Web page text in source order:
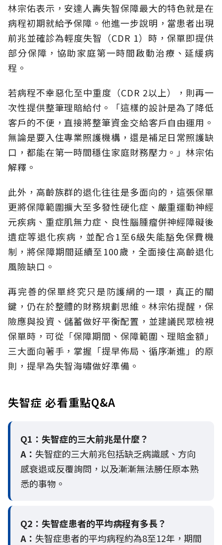
林宗佑表示，安達人壽失智保障最大的特色就是在
病程初期就給予保障。他進一步說明，當患者出現
前兆並確診為輕度失智（CDR 1）時，保單即提供
部分保障，協助家庭第一時間啟動治療、延緩病
程。
若病程不幸惡化至中重度（CDR 2以上），則再一
次性提供整筆理賠給付。「這樣的設計是為了降低
客戶的不便，直接將整筆資金交給客戶自由運用。
無論是要入住專業照護機構，還是補足日常照護缺
口，都能在第一時間穩住家庭財務壓力。」林宗佑
解釋。
此外，高齡族群的退化往往是多面向的，這張保單
更將保障範圍擴大至多發性硬化症、嚴重運動神經
元疾病、重症肌無力症、良性腦腫瘤併神經障礙後
遺症等退化疾病，並配合1至6級失能豁免保費機
制，將保障期間延續至100歲，全面接住高齡退化
風險缺口。
再完善的保單終究只是防護網的一環，真正的關
鍵，仍在於整體的財務規劃思維。 林宗佑提醒，保
險應與投資、儲蓄做好平衡配置，並建議民眾檢視
保單時，可從「保障期間、保障範圍、理賠金額」
三大面向著手，掌握「提早佈局、循序漸進」的原
則，提早為失智海嘯做好準備。
失智症 必看重點Q&A
Q1：失智症的三大前兆是什麼？
A： 失智症的三大前兆包括缺乏病識感、方向
感衰退或反覆詢問，以及漸漸無法勝任原本熟
悉的事物。
Q2： 失智症患者的平均病程有多長？
A： 失智症患者的平均病程約為8至12年，期間